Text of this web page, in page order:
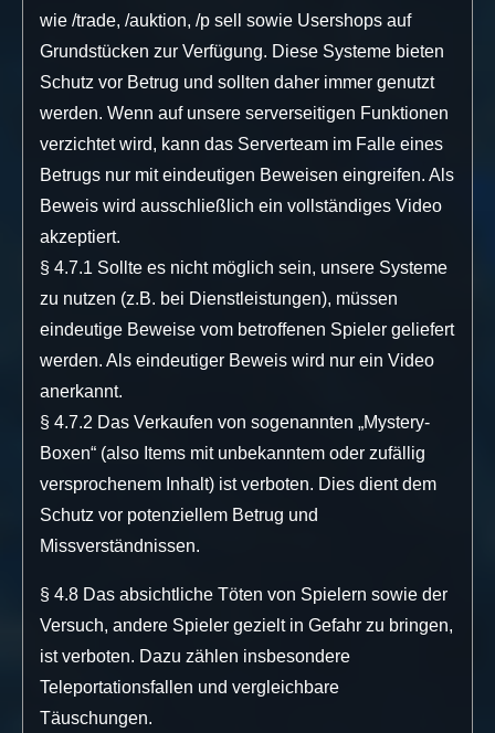
wie /trade, /auktion, /p sell sowie Usershops auf
Grundstücken zur Verfügung. Diese Systeme bieten
Schutz vor Betrug und sollten daher immer genutzt
werden. Wenn auf unsere serverseitigen Funktionen
verzichtet wird, kann das Serverteam im Falle eines
Betrugs nur mit eindeutigen Beweisen eingreifen. Als
Beweis wird ausschließlich ein vollständiges Video
akzeptiert.
§ 4.7.1 Sollte es nicht möglich sein, unsere Systeme
zu nutzen (z.B. bei Dienstleistungen), müssen
eindeutige Beweise vom betroffenen Spieler geliefert
werden. Als eindeutiger Beweis wird nur ein Video
anerkannt.
§ 4.7.2 Das Verkaufen von sogenannten „Mystery-
Boxen“ (also Items mit unbekanntem oder zufällig
versprochenem Inhalt) ist verboten. Dies dient dem
Schutz vor potenziellem Betrug und
Missverständnissen.
§ 4.8 Das absichtliche Töten von Spielern sowie der
Versuch, andere Spieler gezielt in Gefahr zu bringen,
ist verboten. Dazu zählen insbesondere
Teleportationsfallen und vergleichbare
Täuschungen.